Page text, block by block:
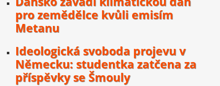
pro zemědělce kvůli emisím
Metanu
Ideologická svoboda projevu v
Německu: studentka zatčena za
příspěvky se Šmouly